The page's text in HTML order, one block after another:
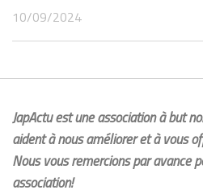
10/09/2024
JapActu est une association à but
aident à nous améliorer et à vous
Nous vous remercions par avance
association!